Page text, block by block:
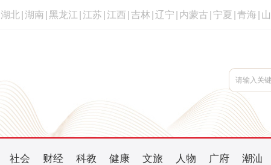
湖北 湖南 黑龙江 江苏 江西 吉林 辽宁 内蒙古 宁夏 青海
社会 财经 科教 健康 文旅 人物 广府 潮汕